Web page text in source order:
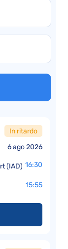
6 ago 2026
In ritardo
(IAD) 16:30
15:55